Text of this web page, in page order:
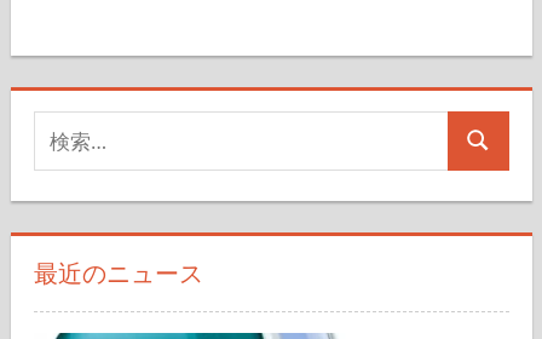
索
対
象:
検
最近のニュース